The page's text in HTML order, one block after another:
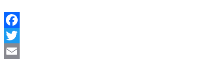
Facebook
Twitter